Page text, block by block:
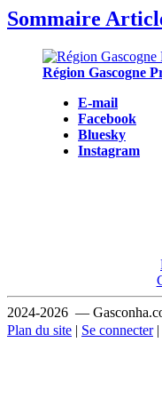
Sommaire
Région Gascogne
E-mail
Facebook
Bluesky
Instagram
2024-2026 —
Plan du site | Se connecter|